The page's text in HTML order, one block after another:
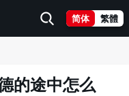
简体 繁體
的途中怎么